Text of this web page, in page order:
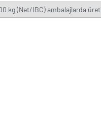
kg (Net/IBC) ambalajlarda